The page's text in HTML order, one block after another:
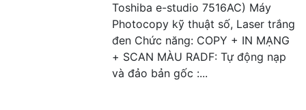
Toshiba e-studio 7516AC) Máy
Photocopy kỹ thuật số, Laser trắng
đen Chức năng: COPY + IN MẠNG
+ SCAN MÀU RADF: Tự động nạp
và đảo bản gốc :...